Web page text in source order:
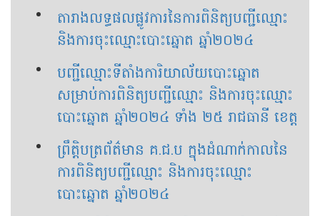
តារាងលទ្ធផលផ្លូវការនៃការពិនិត្យបញ្ជីឈ្មោះ
និងការចុះឈ្មោះបោះឆ្នោត ឆ្នាំ២០២៤
បញ្ជីឈ្មោះទីតាំងការិយាល័យបោះឆ្នោត
សម្រាប់ការពិនិត្យបញ្ជីឈ្មោះ និងការចុះឈ្មោះ
បោះឆ្នោត ឆ្នាំ២០២៤ ទាំង ២៥ រាជធានី​ ខេត្ត
ព្រឹត្តិបត្រព័ត៌មាន គ.ជ.ប ក្នុងដំណាក់កាលនៃ
ការពិនិត្យបញ្ជីឈ្មោះ និងការចុះឈ្មោះ
បោះឆ្នោត ឆ្នាំ២០២៤